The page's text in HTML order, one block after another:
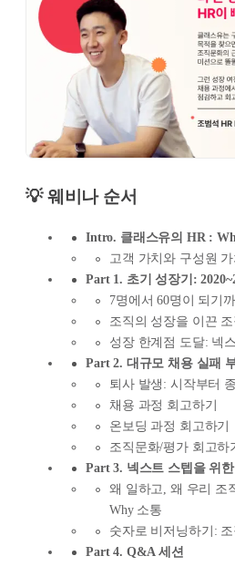
💡 웨비나 순서
Intro. 클래스유의 HR :
고객 가치와 구성원
Part 1. 초기 성장기:
7명에서 60명이 되기
조직의 성장을 이끈
성장 한계점 도달: 넥
Part 2. 대규모 채용 실패
퇴사 발생: 시작부터
채용 과정 회고하기
온보딩 과정 회고하기
조직문화/평가 회고하
Part 3. 넥스트 스텝을 위
왜 일하고, 왜 우리 조
Why 소통
숫자로 비저닝하기:
Part 4. Q&A 세션